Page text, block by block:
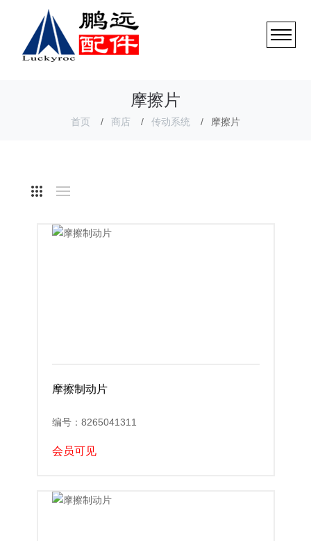
摩擦片
首页 商店 传动系统 摩擦片
摩擦制动片
编号：8265041311
会员可见